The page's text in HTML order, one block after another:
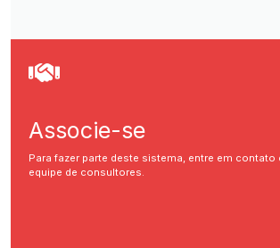
Associe-se
Para fazer parte deste sistema, entre em contato
equipe de consultores.